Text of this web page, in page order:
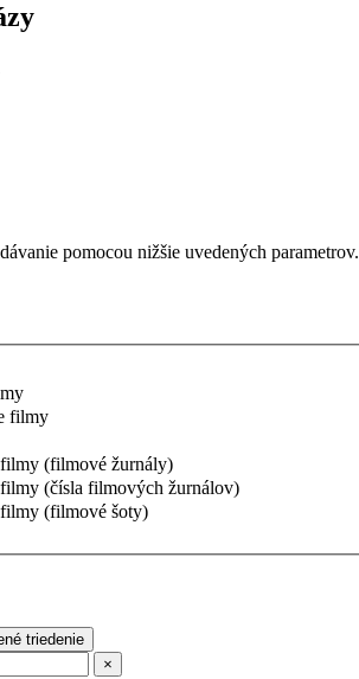
pomocou nižšie uvedených parametrov.
filmy
(filmové žurnály)
(čísla filmových žurnálov)
(filmové šoty)
triedenie
×